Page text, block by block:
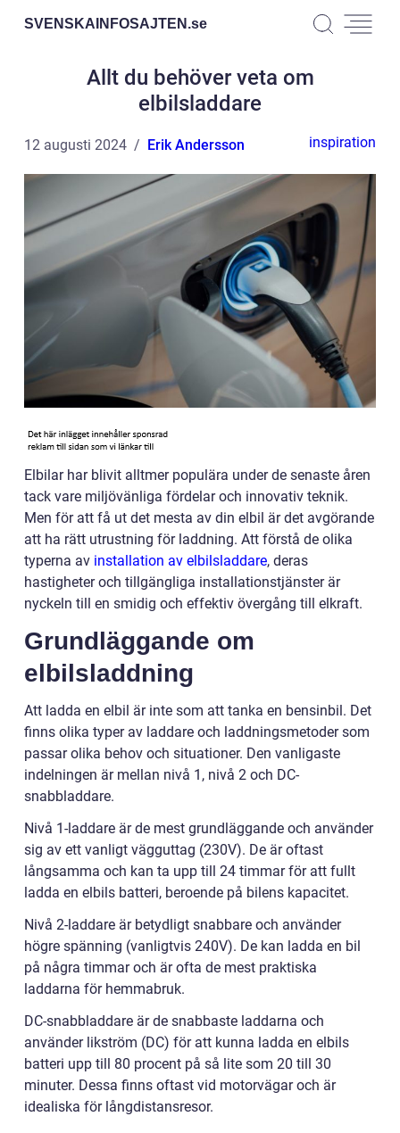
SVENSKAINFOSAJTEN.se
Allt du behöver veta om
elbilsladdare
12 augusti 2024 Erik Andersson inspiration
Elbilar har blivit alltmer populära under de senaste åren
tack vare miljövänliga fördelar och innovativ teknik.
Men för att få ut det mesta av din elbil är det avgörande
att ha rätt utrustning för laddning. Att förstå de olika
typerna av installation av elbilsladdare, deras
hastigheter och tillgängliga installationstjänster är
nyckeln till en smidig och effektiv övergång till elkraft.
Grundläggande om
elbilsladdning
Att ladda en elbil är inte som att tanka en bensinbil. Det
finns olika typer av laddare och laddningsmetoder som
passar olika behov och situationer. Den vanligaste
indelningen är mellan nivå 1, nivå 2 och DC-
snabbladdare.
Nivå 1-laddare är de mest grundläggande och använder
sig av ett vanligt vägguttag (230V). De är oftast
långsamma och kan ta upp till 24 timmar för att fullt
ladda en elbils batteri, beroende på bilens kapacitet.
Nivå 2-laddare är betydligt snabbare och använder
högre spänning (vanligtvis 240V). De kan ladda en bil
på några timmar och är ofta de mest praktiska
laddarna för hemmabruk.
DC-snabbladdare är de snabbaste laddarna och
använder likström (DC) för att kunna ladda en elbils
batteri upp till 80 procent på så lite som 20 till 30
minuter. Dessa finns oftast vid motorvägar och är
idealiska för långdistansresor.